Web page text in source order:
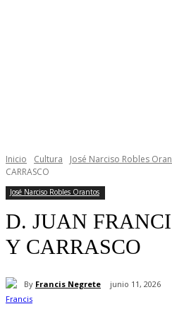
Inicio Cultura José Narciso Robles
CARRASCO
José Narciso Robles Orantos
D. JUAN
Y CARRASCO
By Francis Negrete junio 11, 2026